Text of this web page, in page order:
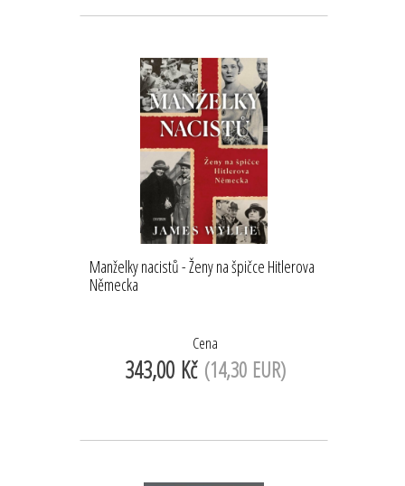
Manželky nacistů - Ženy na špičce Hitlerova
Německa
Cena
343,00 Kč (14,30 EUR)